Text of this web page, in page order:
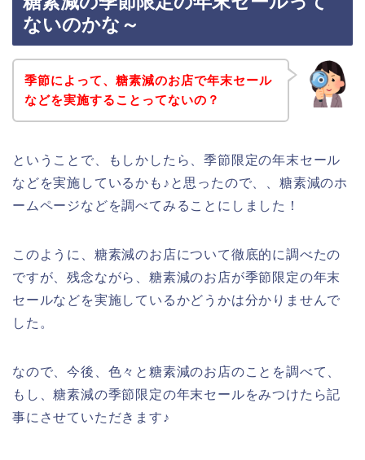
ないのかな～
季節によって、糖素減のお店で年末セール
などを実施することってないの？
ということで、もしかしたら、季節限定の年末セール
などを実施しているかも♪と思ったので、、糖素減のホ
ームページなどを調べてみることにしました！
このように、糖素減のお店について徹底的に調べたの
ですが、残念ながら、糖素減のお店が季節限定の年末
セールなどを実施しているかどうかは分かりませんで
した。
なので、今後、色々と糖素減のお店のことを調べて、
もし、糖素減の季節限定の年末セールをみつけたら記
事にさせていただきます♪